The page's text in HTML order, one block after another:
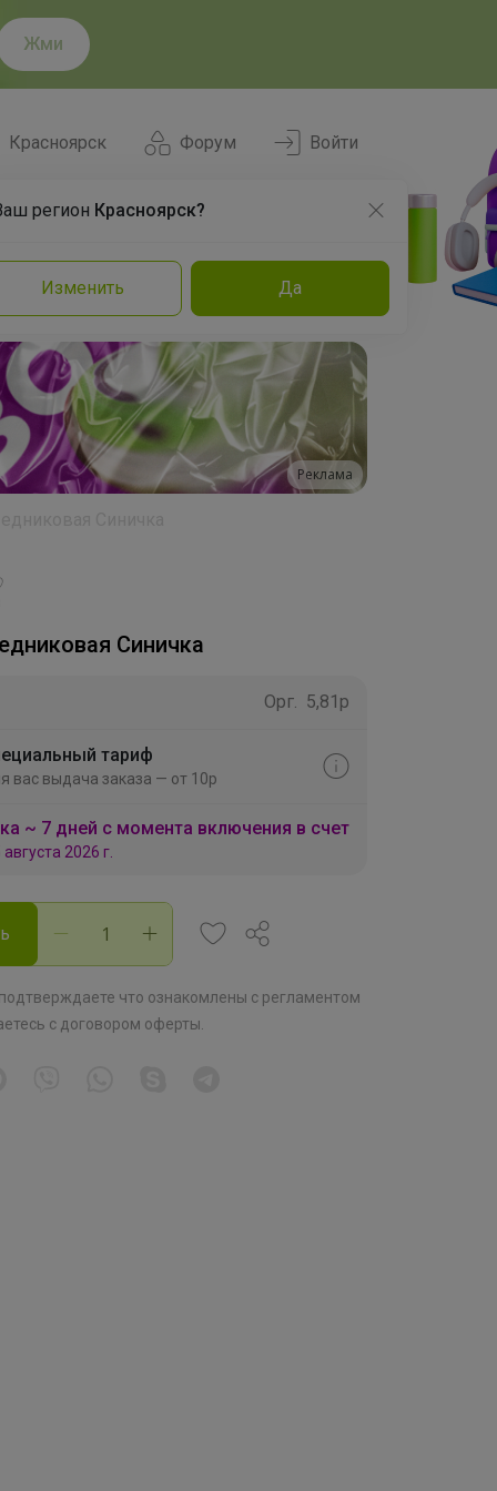
Жми
Форум
Красноярск
регион Красноярск?
Изменить Да
Войти
Команда Эксперты
Реклама
Синичка
Орг. 5,81р
тариф
вас выдача заказа — от 10р
~ 7 дней с момента включения в счет
2026 г.
что ознакомлены с регламентом
с договором оферты